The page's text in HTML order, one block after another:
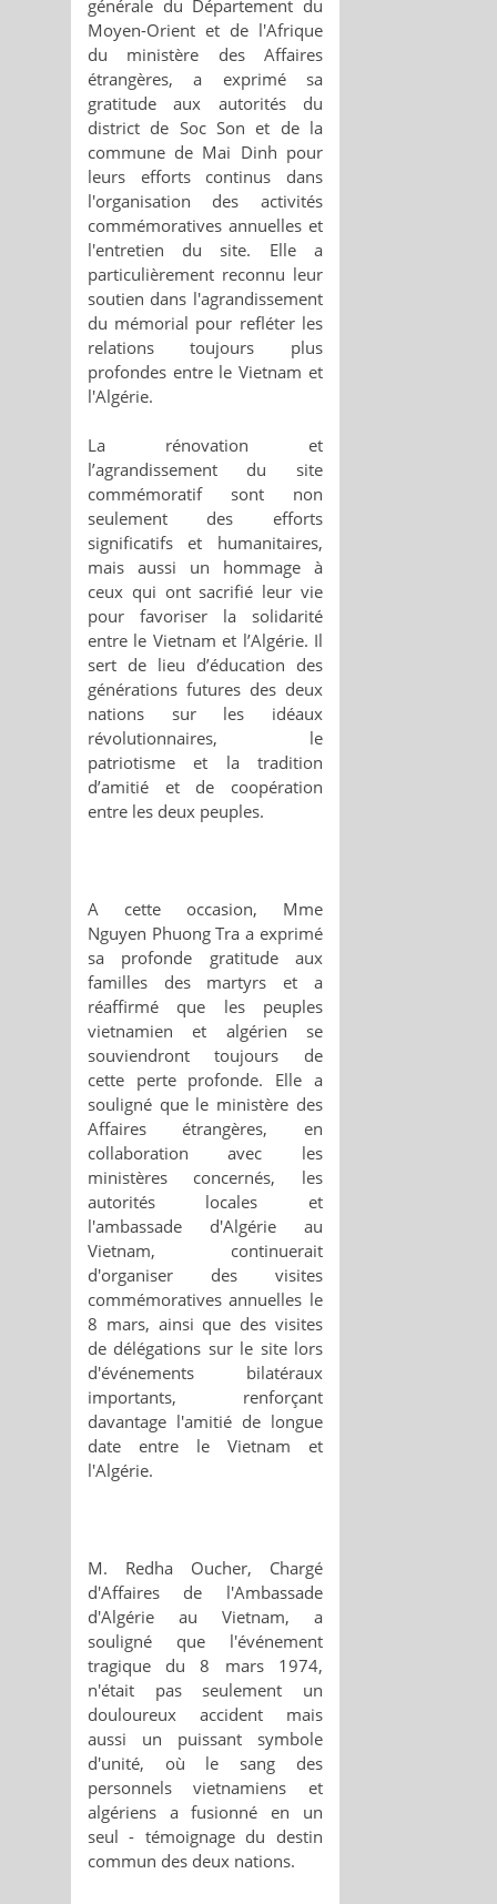
générale du Département du
Moyen-Orient et de l'Afrique
du ministère des Affaires
étrangères, a exprimé sa
gratitude aux autorités du
district de Soc Son et de la
commune de Mai Dinh pour
leurs efforts continus dans
l'organisation des activités
commémoratives annuelles et
l'entretien du site. Elle a
particulièrement reconnu leur
soutien dans l'agrandissement
du mémorial pour refléter les
relations toujours plus
profondes entre le Vietnam et
l'Algérie.
La rénovation et
l’agrandissement du site
commémoratif sont non
seulement des efforts
significatifs et humanitaires,
mais aussi un hommage à
ceux qui ont sacrifié leur vie
pour favoriser la solidarité
entre le Vietnam et l’Algérie. Il
sert de lieu d’éducation des
générations futures des deux
nations sur les idéaux
révolutionnaires, le
patriotisme et la tradition
d’amitié et de coopération
entre les deux peuples.
A cette occasion, Mme
Nguyen Phuong Tra a exprimé
sa profonde gratitude aux
familles des martyrs et a
réaffirmé que les peuples
vietnamien et algérien se
souviendront toujours de
cette perte profonde. Elle a
souligné que le ministère des
Affaires étrangères, en
collaboration avec les
ministères concernés, les
autorités locales et
l'ambassade d'Algérie au
Vietnam, continuerait
d'organiser des visites
commémoratives annuelles le
8 mars, ainsi que des visites
de délégations sur le site lors
d'événements bilatéraux
importants, renforçant
davantage l'amitié de longue
date entre le Vietnam et
l'Algérie.
M. Redha Oucher, Chargé
d'Affaires de l'Ambassade
d'Algérie au Vietnam, a
souligné que l'événement
tragique du 8 mars 1974,
n'était pas seulement un
douloureux accident mais
aussi un puissant symbole
d'unité, où le sang des
personnels vietnamiens et
algériens a fusionné en un
seul - témoignage du destin
commun des deux nations.